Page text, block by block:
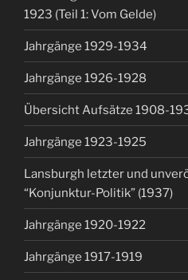
1923 (Teil 1: Vom Gelde)
Jahrgänge 1929-1934
Jahrgänge 1926-1928
Übersicht Aufsätze 1908-
Jahrgänge 1923-1925
Lansburgh letzter und
“Konjunktur-Politik” (1937)
Jahrgänge 1920-1922
Jahrgänge 1917-1919